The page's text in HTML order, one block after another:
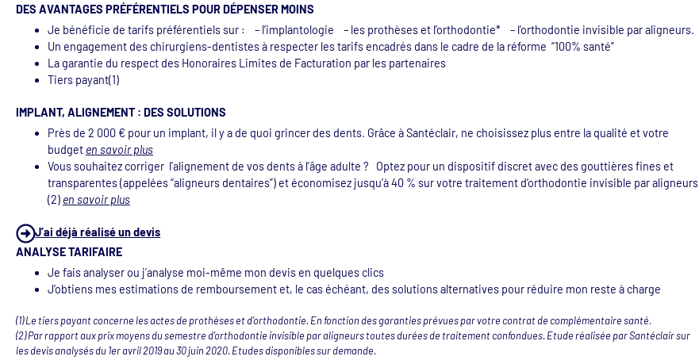
DES AVANTAGES PRÉFÉRENTIELS POUR DÉPENSER MOINS
Je bénéficie de tarifs préférentiels sur : – l’implantologie – les prothèses et l’orthodontie* – l’orthodontie invisible par aligneurs.
Un engagement des chirurgiens-dentistes à respecter les tarifs encadrés dans le cadre de la réforme “100% santé”
La garantie du respect des Honoraires Limites de Facturation par les partenaires
Tiers payant(1)
IMPLANT, ALIGNEMENT : DES SOLUTIONS
Près de 2 000 € pour un implant, il y a de quoi grincer des dents. Grâce à Santéclair, ne choisissez plus entre la qualité et votre
budget en savoir plus
Vous souhaitez corriger l’alignement de vos dents à l’âge adulte ? Optez pour un dispositif discret avec des gouttières fines et
transparentes (appelées “aligneurs dentaires”) et économisez jusqu’à 40 % sur votre traitement d’orthodontie invisible par aligneurs
(2) en savoir plus
J’ai déjà réalisé un devis
ANALYSE TARIFAIRE
Je fais analyser ou j’analyse moi-même mon devis en quelques clics
J’obtiens mes estimations de remboursement et, le cas échéant, des solutions alternatives pour réduire mon reste à charge
(1) Le tiers payant concerne les actes de prothèses et d’orthodontie. En fonction des garanties prévues par votre contrat de complémentaire santé.
(2) Par rapport aux prix moyens du semestre d’orthodontie invisible par aligneurs toutes durées de traitement confondues. Etude réalisée par Santéclair sur
les devis analysés du 1er avril 2019 au 30 juin 2020. Etudes disponibles sur demande.